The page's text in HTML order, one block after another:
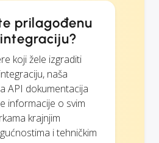
prilagođenu
koji žele izgraditi
naša
API dokumentacija
informacije o svim
krajnjim
i tehničkim